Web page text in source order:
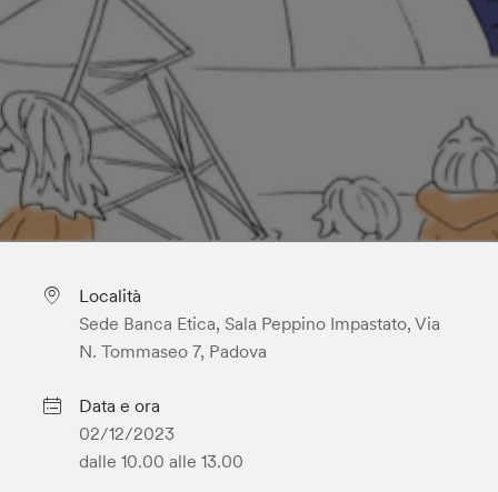
Località
Sede Banca Etica, Sala Peppino Impastato, Via
N. Tommaseo 7, Padova
Data e ora
02/12/2023
dalle 10.00 alle 13.00